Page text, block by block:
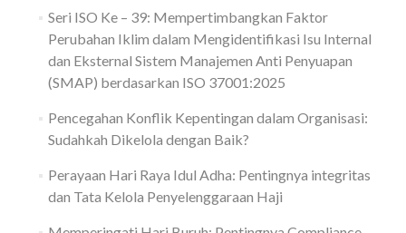
Seri ISO Ke – 39: Mempertimbangkan Faktor
Perubahan Iklim dalam Mengidentifikasi Isu Internal
dan Eksternal Sistem Manajemen Anti Penyuapan
(SMAP) berdasarkan ISO 37001:2025
Pencegahan Konflik Kepentingan dalam Organisasi:
Sudahkah Dikelola dengan Baik?
Perayaan Hari Raya Idul Adha: Pentingnya integritas
dan Tata Kelola Penyelenggaraan Haji